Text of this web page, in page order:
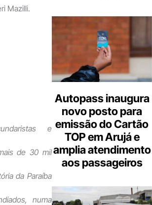
Mazilli.
e
de 30 mil
da Paraíba
numa
Autopass inaugura
novo posto para
emissão do Cartão
TOP em Arujá e
amplia atendimento
aos passageiros